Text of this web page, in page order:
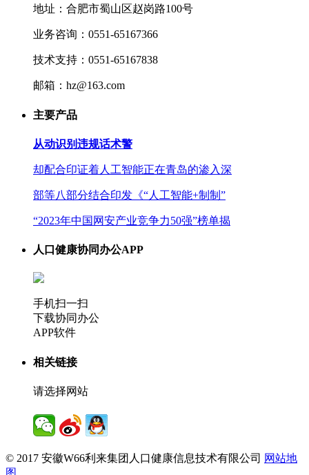
地址：合肥市蜀山区赵岗路100号
业务咨询：0551-65167366
技术支持：0551-65167838
邮箱：hz@163.com
主要产品
从动识别违规话术警
却配合印证着人工智能正在青岛的渗入深
部等八部分结合印发《“人工智能+制制”
“2023年中国网安产业竞争力50强”榜单揭
人口健康协同办公APP
手机扫一扫
下载协同办公
APP软件
相关链接
请选择网站
© 2017 安徽W66利来集团人口健康信息技术有限公司 网站地
图